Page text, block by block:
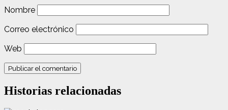
Nombre
Correo electrónico
Web
Historias relacionadas